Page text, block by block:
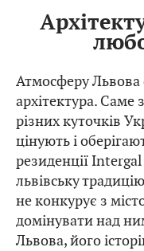
Атмосферу
архітектура.
різних куточків
цінують і
резиденції
львівську
не конкурує з
домінувати над
Львова, його